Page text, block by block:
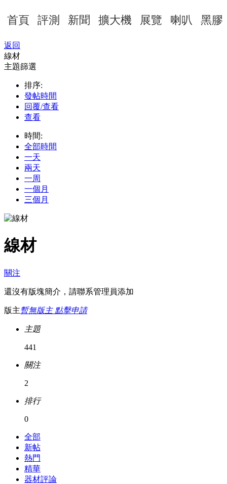
首頁 評測 新聞 擴大機 展覽 喇叭 黑膠
返回
線材
主題篩選
排序:
發帖時間
回覆/查看
查看
時間:
全部時間
一天
兩天
一周
一個月
三個月
線材
關注
還沒有版塊簡介，請聯系管理員添加
版主暫無版主 點擊申請
主題
441
關注
2
排行
0
全部
新帖
熱門
精華
器材評論